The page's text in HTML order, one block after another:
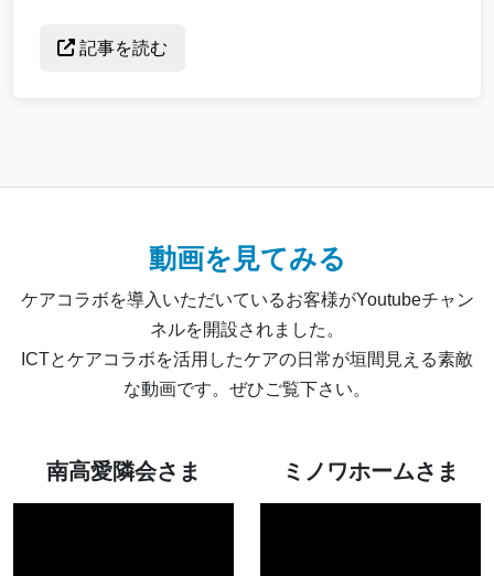
記事を読む
動画を見てみる
ケアコラボを導入いただいているお客様がYoutubeチャン
ネルを開設されました。
ICTとケアコラボを活用したケアの日常が垣間見える素敵
な動画です。ぜひご覧下さい。
南高愛隣会さま ミノワホームさま